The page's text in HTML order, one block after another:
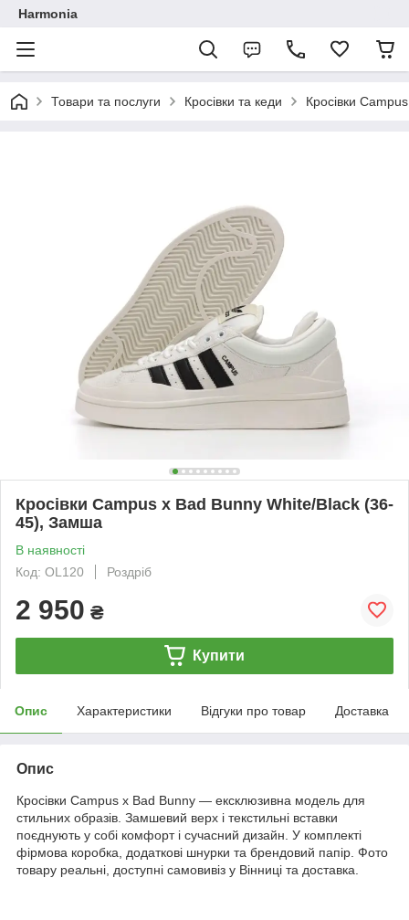
Harmonia
Товари та послуги Кросівки та кеди Кросівки
Кросівки Campus x Bad Bunny White/Black (36-
45), Замша
В наявності
Код: OL120
Роздріб
2 950 ₴
Купити
Опис Характеристики Відгуки про товар Доставка
Опис
Кросівки Campus x Bad Bunny — ексклюзивна модель для
стильних образів. Замшевий верх і текстильні вставки
поєднують у собі комфорт і сучасний дизайн. У комплекті
фірмова коробка, додаткові шнурки та брендовий папір. Фото
товару реальні, доступні самовивіз у Вінниці та доставка.